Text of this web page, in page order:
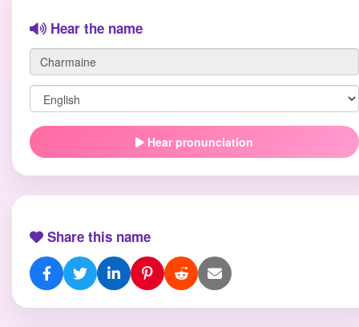
Hear the name
Hear pronunciation
Share this name